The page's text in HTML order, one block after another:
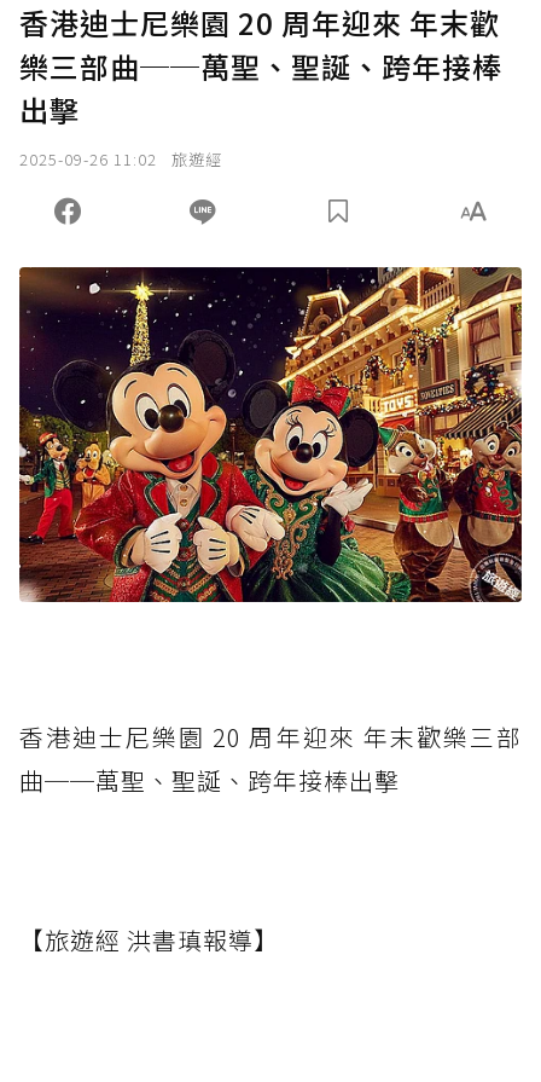
香港迪士尼樂園 20 周年迎來 年末歡
樂三部曲──萬聖、聖誕、跨年接棒
出擊
2025-09-26 11:02 旅遊經
香港迪士尼樂園 20 周年迎來 年末歡樂三部
曲──萬聖、聖誕、跨年接棒出擊
【旅遊經 洪書瑱報導】